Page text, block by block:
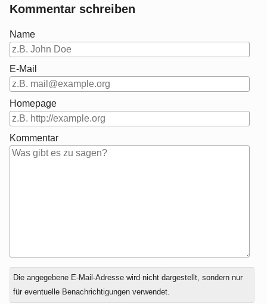
Kommentar schreiben
Name
E-Mail
Homepage
Kommentar
Antwort
zu
Die angegebene E-Mail-Adresse wird nicht dargestellt, sondern nur
für eventuelle Benachrichtigungen verwendet.